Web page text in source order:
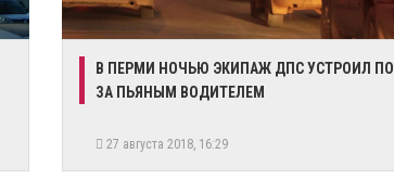
​В ПЕРМИ НОЧЬЮ ЭКИПАЖ ДПС УСТРОИЛ
ЗА ПЬЯНЫМ ВОДИТЕЛЕМ
27 августа 2018, 16:29